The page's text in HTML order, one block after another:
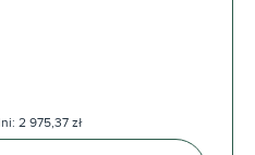
2 975,37 zł